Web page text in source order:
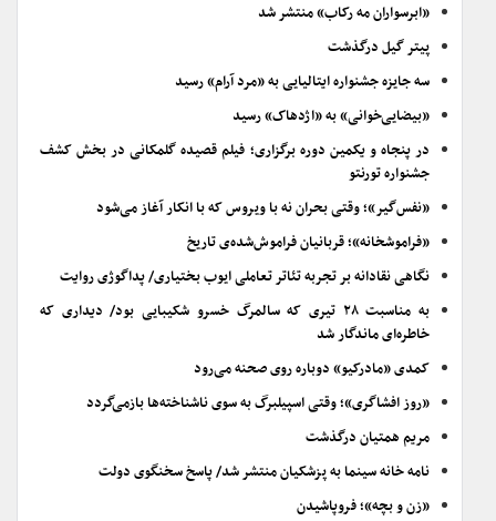
«ابرسواران مه رکاب» منتشر شد
پیتر گیل درگذشت
سه جایزه جشنواره ایتالیایی به «مرد آرام» رسید
«بیضایی‌خوانی» به «اژدهاک» رسید
در پنجاه و یکمین دوره برگزاری؛ فیلم قصیده گلمکانی در بخش کشف
جشنواره تورنتو
«نفس‌گیر»؛ وقتی بحران نه با ویروس که با انکار آغاز می‌شود
«فراموشخانه»؛ قربانیان فراموش‌شده‌ی تاریخ
نگاهی نقادانه بر تجربه تئاتر تعاملی ایوب بختیاری/ پداگوژی روایت
به مناسبت ۲۸ تیری که سالمرگ خسرو شکیبایی بود/ دیداری که
خاطره‌ای ماندگار شد
کمدی «مادرکیو» دوباره روی صحنه می‌رود
«روز افشاگری»؛ وقتی اسپیلبرگ به سوی ناشناخته‌ها بازمی‌گردد
مریم همتیان درگذشت
نامه خانه سینما به پزشکیان منتشر شد/ پاسخ سخنگوی دولت
«زن و بچه»؛ فروپاشیدن